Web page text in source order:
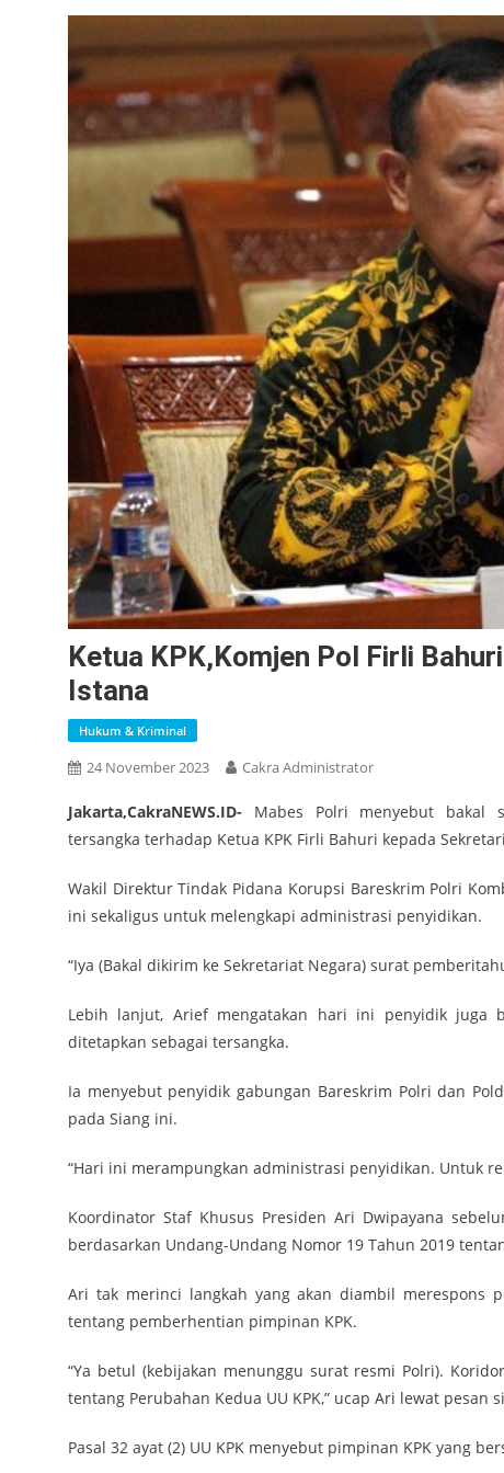
Ketua KPK,Komjen Pol Firli
Istana
Hukum & Kriminal
24 November 2023 Cakra Administrator
Jakarta,CakraNEWS.ID- Mabes Polri menyebut bakal
tersangka terhadap Ketua KPK Firli Bahuri kepada
Wakil Direktur Tindak Pidana Korupsi Bareskrim Polri
ini sekaligus untuk melengkapi administrasi penyidikan.
“Iya (Bakal dikirim ke Sekretariat Negara) surat
Lebih lanjut, Arief mengatakan hari ini penyidik juga
ditetapkan sebagai tersangka.
Ia menyebut penyidik gabungan Bareskrim Polri dan
pada Siang ini.
“Hari ini merampungkan administrasi penyidikan. Untuk
Koordinator Staf Khusus Presiden Ari Dwipayana
berdasarkan Undang-Undang Nomor 19 Tahun 2019
Ari tak merinci langkah yang akan diambil merespons
tentang pemberhentian pimpinan KPK.
“Ya betul (kebijakan menunggu surat resmi Polri).
tentang Perubahan Kedua UU KPK,” ucap Ari lewat pesan
Pasal 32 ayat (2) UU KPK menyebut pimpinan KPK yang